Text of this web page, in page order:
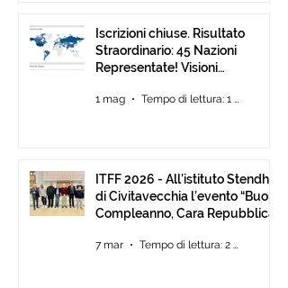
Iscrizioni chiuse. Risultato
Straordinario: 45 Nazioni
Representate! Visioni
Fino al 30 Giugno
1 mag Tempo di lettura: 1 min
ITFF 2026 - All’istituto Stendhal
di Civitavecchia l’evento “Buon
Compleanno, Cara Repubblica”
7 mar Tempo di lettura: 2 min